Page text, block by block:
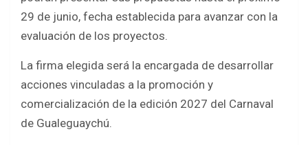
29 de junio, fecha establecida para avanzar con la
evaluación de los proyectos.
La firma elegida será la encargada de desarrollar
acciones vinculadas a la promoción y
comercialización de la edición 2027 del Carnaval
de Gualeguaychú.